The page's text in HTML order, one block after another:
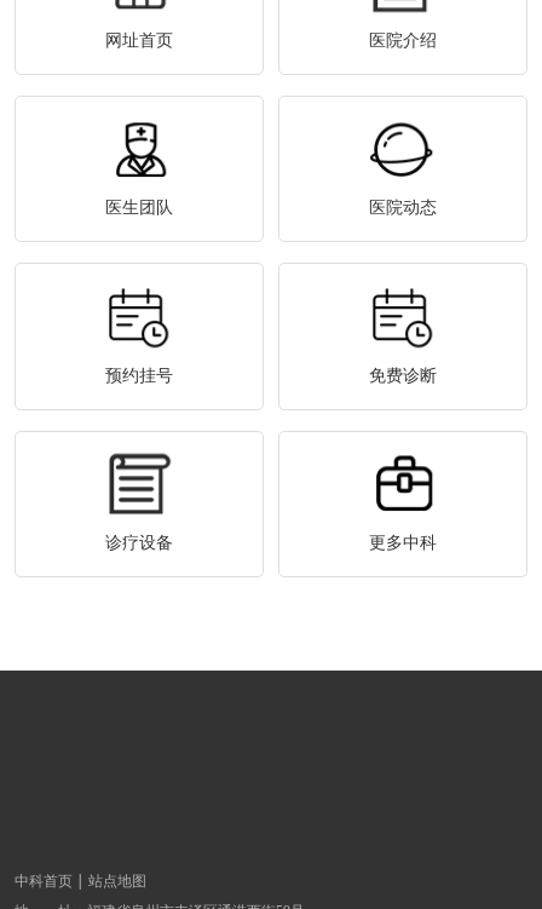
网址首页 医院介绍
医生团队 医院动态
预约挂号 免费诊断
诊疗设备 更多中科
中科首页
站点地图